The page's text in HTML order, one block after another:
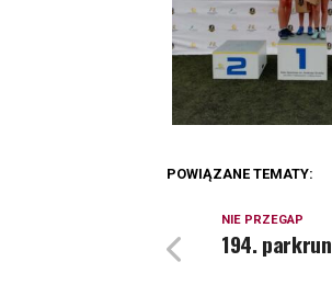
POWIĄZANE TEMATY:
NIE PRZEGAP
194. parkrun